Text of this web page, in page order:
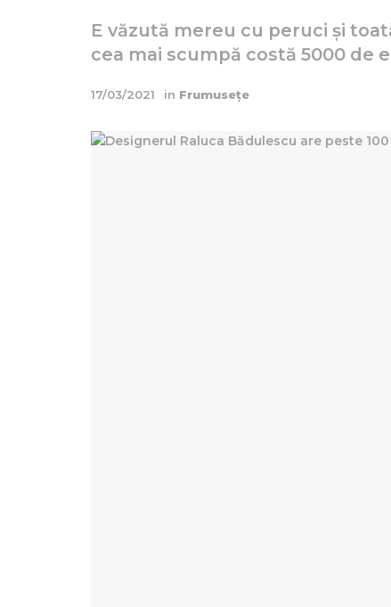
E văzută mereu cu peruci și
cea mai scumpă costă 5000 de
17/03/2021 in Frumusețe